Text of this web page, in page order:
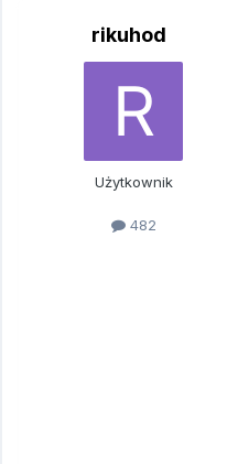
rikuhod
Użytkownik
482